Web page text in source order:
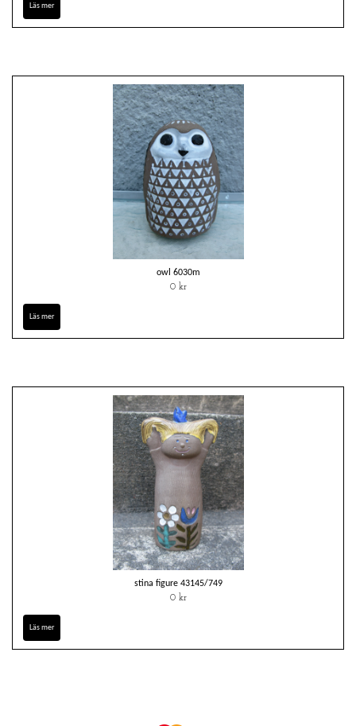
Läs mer
owl 6030m
0 kr
Läs mer
stina figure 43145/749
0 kr
Läs mer